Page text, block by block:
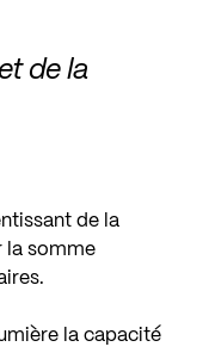
de la
de la
la somme
la capacité